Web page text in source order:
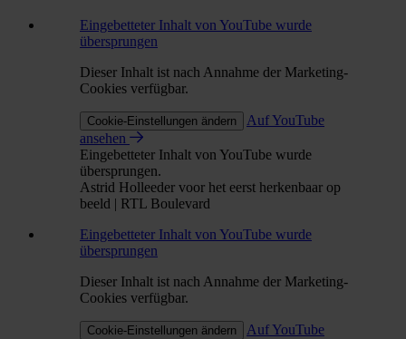
Eingebetteter Inhalt von YouTube wurde
übersprungen
Dieser Inhalt ist nach Annahme der Marketing-
Cookies verfügbar.
Cookie-Einstellungen ändern
Auf YouTube
ansehen
Eingebetteter Inhalt von YouTube wurde
übersprungen.
Astrid Holleeder voor het eerst herkenbaar op
beeld | RTL Boulevard
Eingebetteter Inhalt von YouTube wurde
übersprungen
Dieser Inhalt ist nach Annahme der Marketing-
Cookies verfügbar.
Cookie-Einstellungen ändern
Auf YouTube